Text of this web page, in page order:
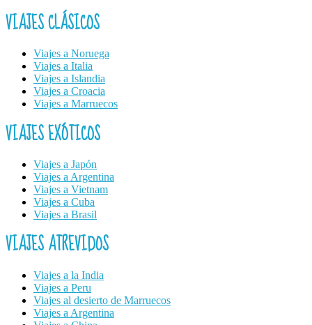
VIAJES CLÁSICOS
Viajes a Noruega
Viajes a Italia
Viajes a Islandia
Viajes a Croacia
Viajes a Marruecos
VIAJES EXÓTICOS
Viajes a Japón
Viajes a Argentina
Viajes a Vietnam
Viajes a Cuba
Viajes a Brasil
VIAJES ATREVIDOS
Viajes a la India
Viajes a Peru
Viajes al desierto de Marruecos
Viajes a Argentina